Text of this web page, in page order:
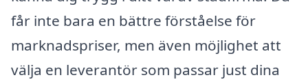
får inte bara en bättre förståelse för
marknadspriser, men även möjlighet att
välja en leverantör som passar just dina